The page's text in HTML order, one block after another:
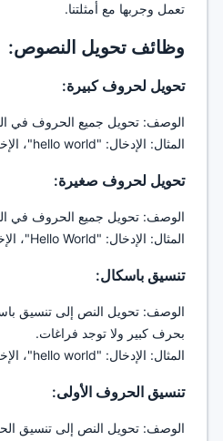
تعمل وجربها مع أمثلتنا.
وظائف تحويل النصوص:
تحويل لحروف كبيرة:
الوصف: تحويل جميع الحروف في
المثال: الإدخال: "hello world"، الإخراج: "HELLO WORLD"
تحويل لحروف صغيرة:
الوصف: تحويل جميع الحروف في
المثال: الإدخال: "Hello World"، الإخراج: "hello world"
تنسيق باسكال:
الوصف: تحويل النص إلى تنسيق
بحرف كبير ولا توجد فراغات.
المثال: الإدخال: "hello world"، الإخراج: "HelloWorld"
تنسيق الحروف الأولى:
الوصف: تحويل النص إلى تنسيق